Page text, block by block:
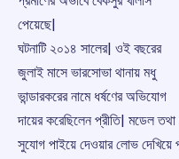
পেয়েছে|
ঘটনাটি ২০১৪ সালের| ওই বছরের
জুলাই মাসে ভারসোভা থানায় মধু
ভান্ডারকরের নামে ধর্ষণের অভিযোগ
দায়ের করেছিলেন প্রীতি| মডেল
সুযোগ পাইয়ে দেওয়ার লোভ দেখিয়ে